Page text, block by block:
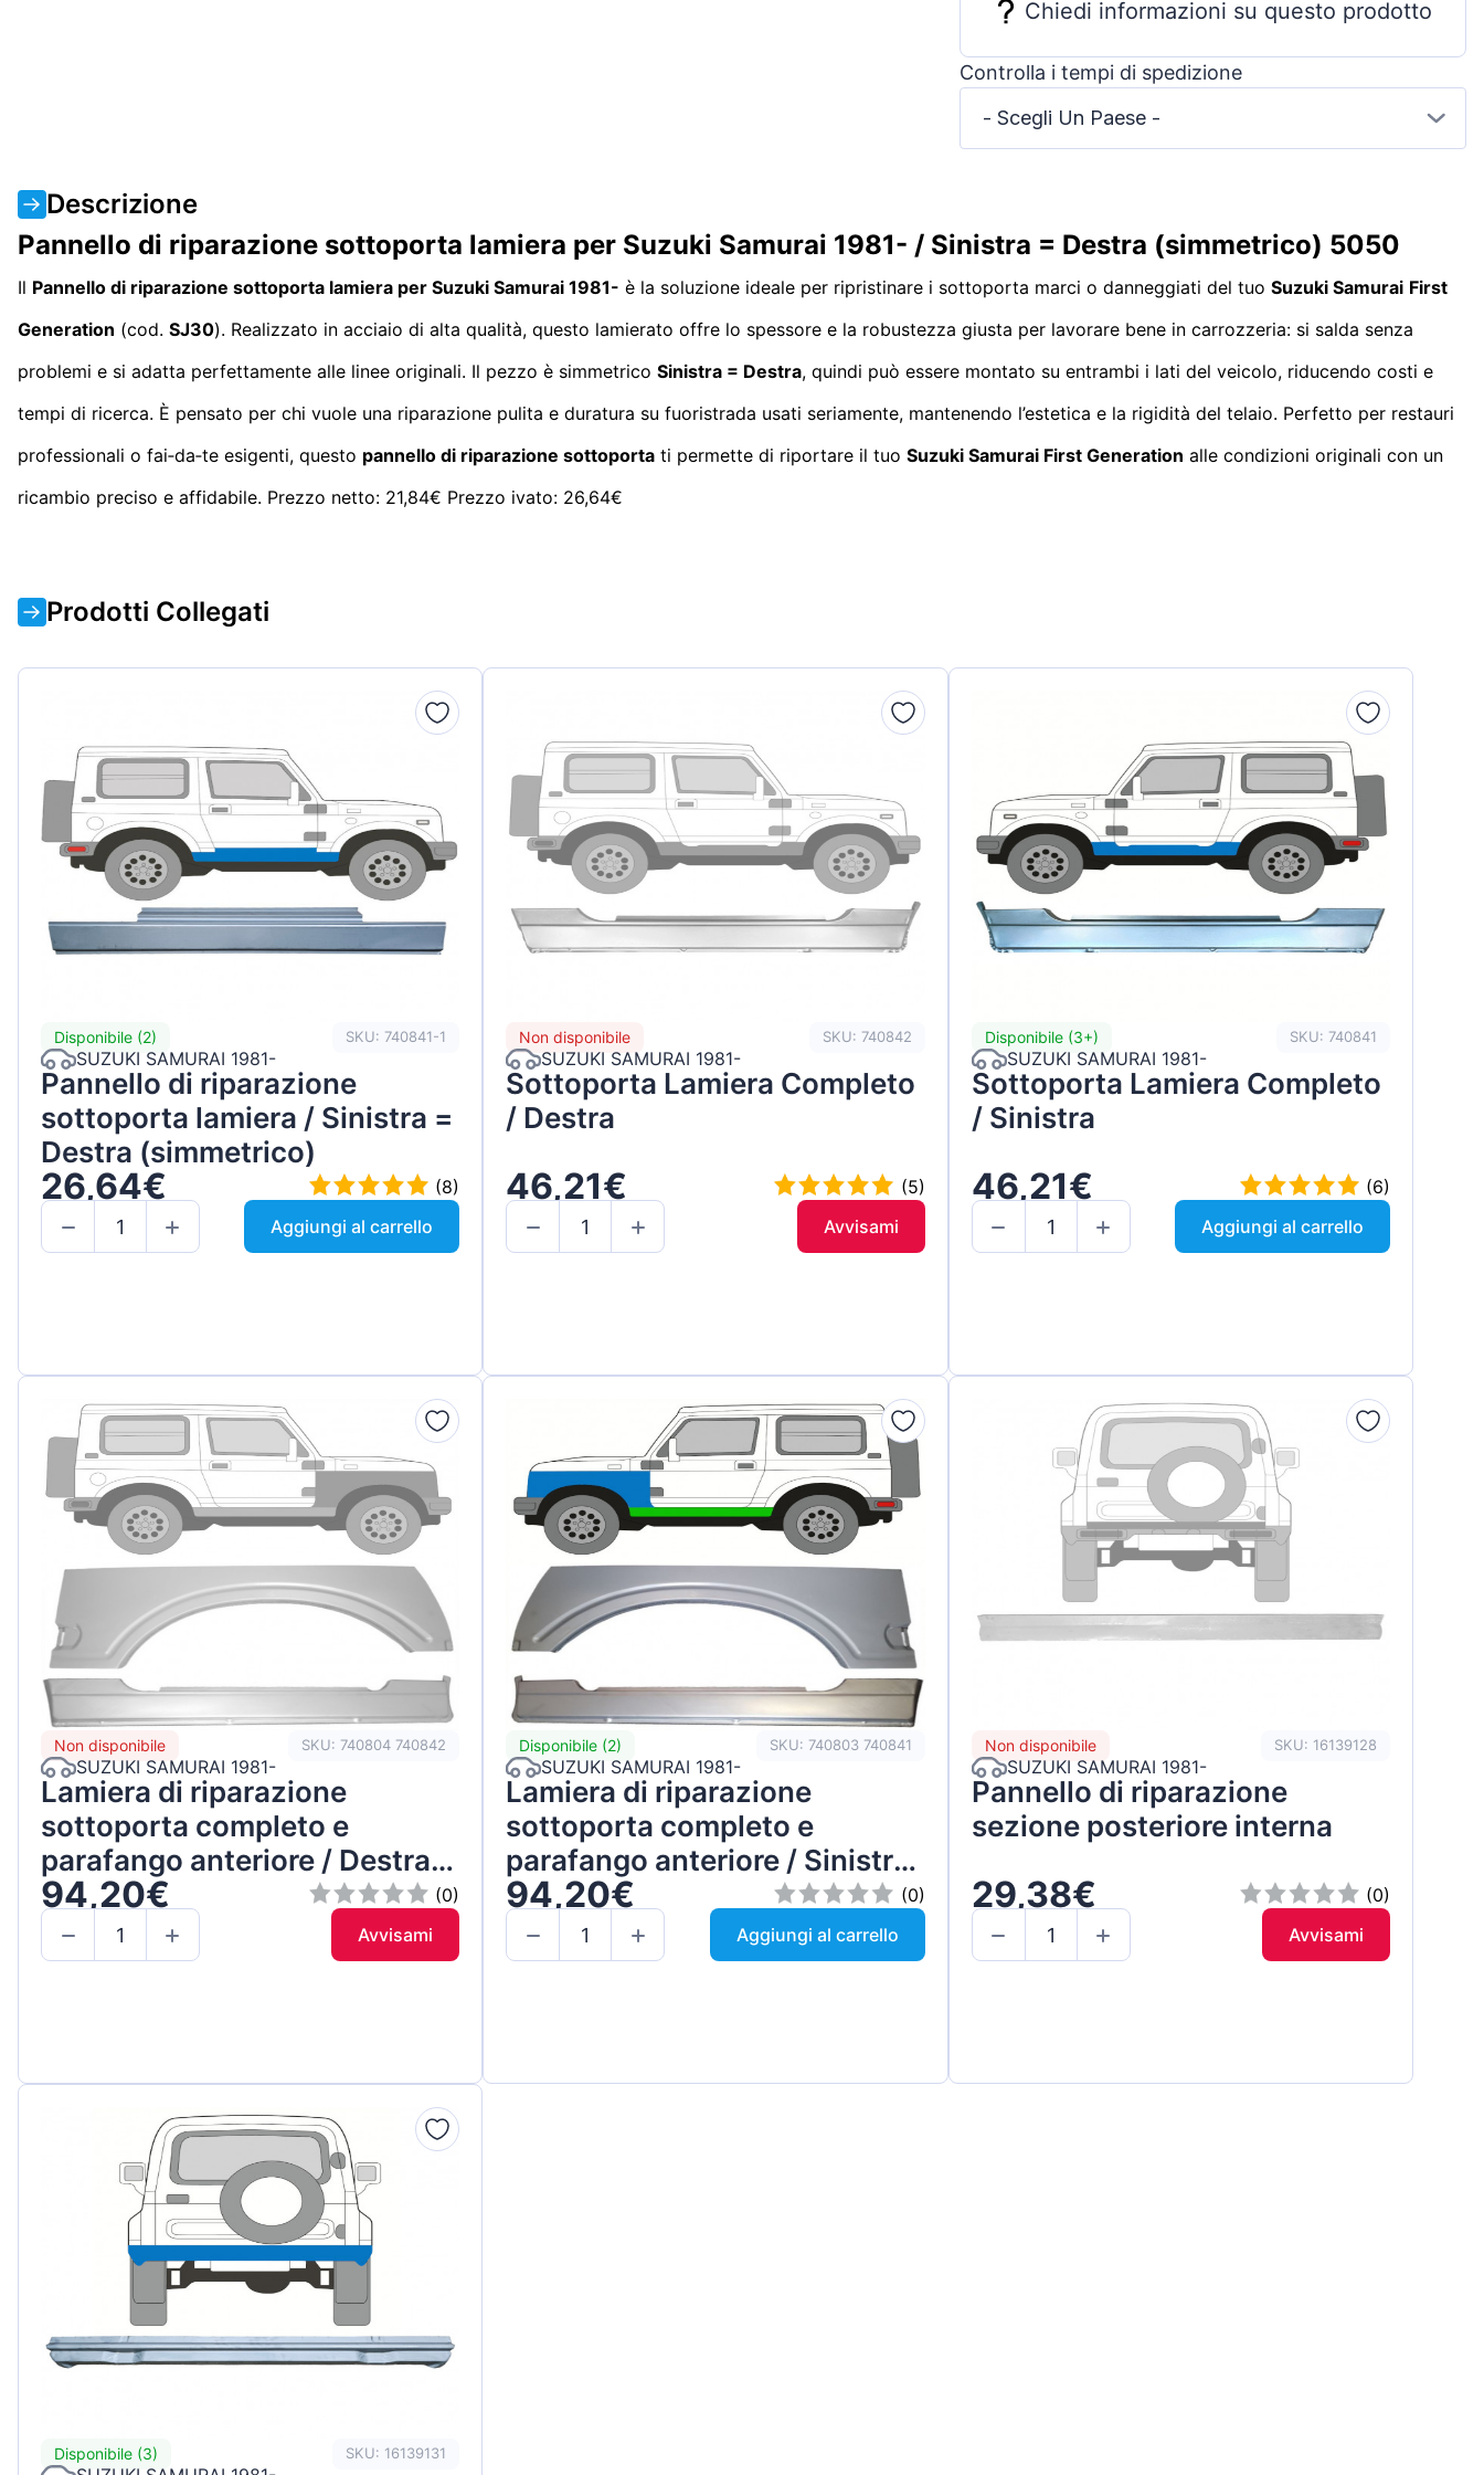
Chiedi informazioni su questo prodotto
Controlla i tempi di spedizione
- Scegli Un Paese -
Descrizione
Pannello di riparazione sottoporta lamiera per Suzuki Samurai 1981- / Sinistra = Destra (simmetrico) 5050
Il Pannello di riparazione sottoporta lamiera per Suzuki Samurai 1981- è la soluzione ideale per ripristinare i sottoporta marci o danneggiati del tuo Suzuki Samurai First
Generation (cod. SJ30). Realizzato in acciaio di alta qualità, questo lamierato offre lo spessore e la robustezza giusta per lavorare bene in carrozzeria: si salda senza
problemi e si adatta perfettamente alle linee originali. Il pezzo è simmetrico Sinistra = Destra, quindi può essere montato su entrambi i lati del veicolo, riducendo costi e
tempi di ricerca. È pensato per chi vuole una riparazione pulita e duratura su fuoristrada usati seriamente, mantenendo l’estetica e la rigidità del telaio. Perfetto per restauri
professionali o fai‑da‑te esigenti, questo pannello di riparazione sottoporta ti permette di riportare il tuo Suzuki Samurai First Generation alle condizioni originali con un
ricambio preciso e affidabile. Prezzo netto: 21,84€ Prezzo ivato: 26,64€
Prodotti Collegati
Disponibile (2) SKU: 740841-1
SUZUKI SAMURAI 1981-
Pannello di riparazione
sottoporta lamiera / Sinistra =
Destra (simmetrico)
26,64€
(8)
Aggiungi al carrello
Non disponibile SKU: 740842
SUZUKI SAMURAI 1981-
Sottoporta Lamiera Completo
/ Destra
46,21€
(5)
Avvisami
Disponibile (3+) SKU: 740841
SUZUKI SAMURAI 1981-
Sottoporta Lamiera Completo
/ Sinistra
46,21€
(6)
Aggiungi al carrello
Non disponibile SKU: 740804 740842
SUZUKI SAMURAI 1981-
Lamiera di riparazione
sottoporta completo e
parafango anteriore / Destra /
Set
94,20€
(0)
Avvisami
Disponibile (2) SKU: 740803 740841
SUZUKI SAMURAI 1981-
Lamiera di riparazione
sottoporta completo e
parafango anteriore / Sinistra
/ Set
94,20€
(0)
Aggiungi al carrello
Non disponibile SKU: 16139128
SUZUKI SAMURAI 1981-
Pannello di riparazione
sezione posteriore interna
29,38€
(0)
Avvisami
Disponibile (3) SKU: 16139131